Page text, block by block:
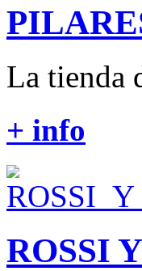
La tienda
+ info
ROSSI